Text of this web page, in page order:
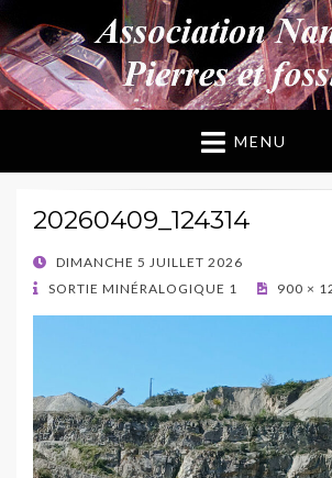
ANPF
Association Nantaise Pierres et
MENU
20260409_124314
POSTED
ON
DIMANCHE 5 JUILLET 2026
SORTIE MINÉRALOGIQUE 1
900 ×